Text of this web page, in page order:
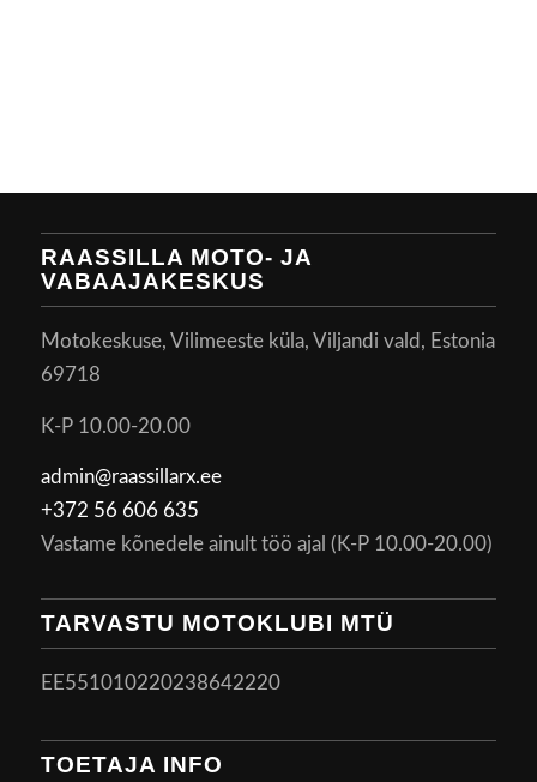
RAASSILLA MOTO- JA
VABAAJAKESKUS
Motokeskuse, Vilimeeste küla, Viljandi vald, Estonia
69718
K-P 10.00-20.00
admin@raassillarx.ee
+372 56 606 635
Vastame kõnedele ainult töö ajal (K-P 10.00-20.00)
TARVASTU MOTOKLUBI MTÜ
EE551010220238642220
TOETAJA INFO